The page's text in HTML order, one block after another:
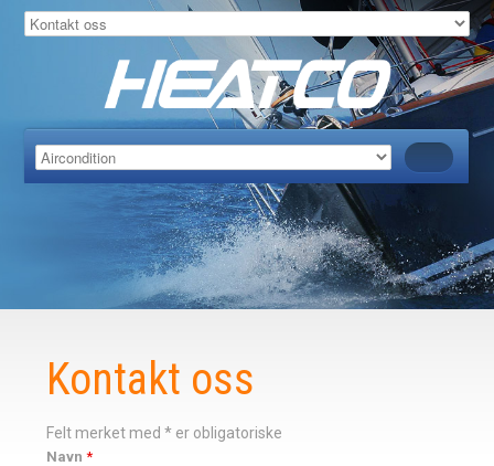
Kontakt oss
Felt merket med * er obligatoriske
Navn*